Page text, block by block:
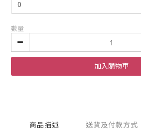
數量
加入購物車
商品描述 送貨及付款方式